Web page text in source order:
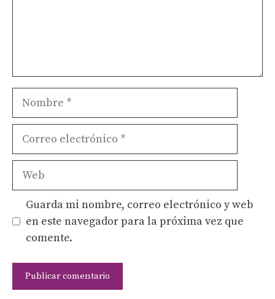
Nombre
Correo
Web
Guarda mi nombre, correo electrónico y web
en este navegador para la próxima vez que
comente.